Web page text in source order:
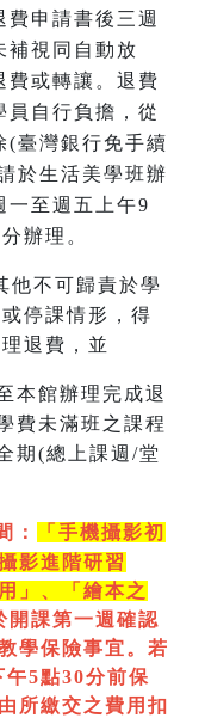
費申請書後三週
補視同自動放
費或轉讓。退費
員自行負擔，從
(臺灣銀行免手續
於生活美學班辦
一至週五上午9
辦理。
他不可歸責於學
停課情形，得
退費，並
本館辦理完成退
費未滿班之課程
期(總上課週/堂
：
「手機攝影初
影進階研習
」、「繪本之
開課第一週 確認
學保險事宜。若
5點30分前保
所繳交之費用扣